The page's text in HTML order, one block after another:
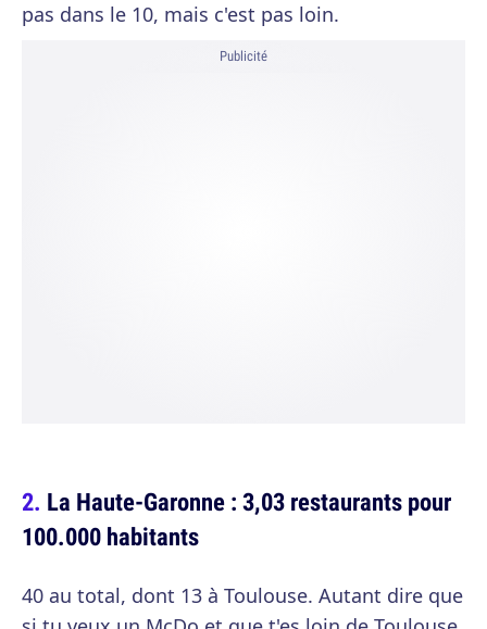
pas dans le 10, mais c'est pas loin.
Publicité
La Haute-Garonne : 3,03 restaurants pour
100.000 habitants
40 au total, dont 13 à Toulouse. Autant dire que